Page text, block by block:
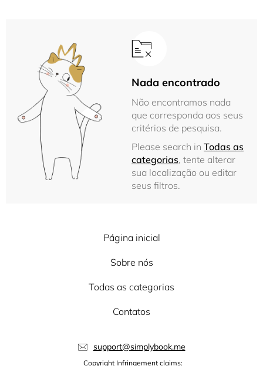
Nada encontrado
Não encontramos nada
que corresponda aos seus
critérios de pesquisa.
Please search in Todas as
categorias, tente alterar
sua localização ou editar
seus filtros.
Página inicial
Sobre nós
Todas as categorias
Contatos
support@simplybook.me
Copyright Infringement claims: